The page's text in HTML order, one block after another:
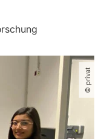
© privat